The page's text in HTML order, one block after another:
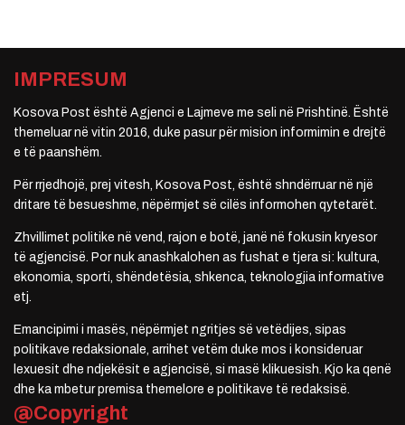
IMPRESUM
Kosova Post është Agjenci e Lajmeve me seli në Prishtinë. Është
themeluar në vitin 2016, duke pasur për mision informimin e drejtë
e të paanshëm.
Për rrjedhojë, prej vitesh, Kosova Post, është shndërruar në një
dritare të besueshme, nëpërmjet së cilës informohen qytetarët.
Zhvillimet politike në vend, rajon e botë, janë në fokusin kryesor
të agjencisë. Por nuk anashkalohen as fushat e tjera si: kultura,
ekonomia, sporti, shëndetësia, shkenca, teknologjia informative
etj.
Emancipimi i masës, nëpërmjet ngritjes së vetëdijes, sipas
politikave redaksionale, arrihet vetëm duke mos i konsideruar
lexuesit dhe ndjekësit e agjencisë, si masë klikuesish. Kjo ka qenë
dhe ka mbetur premisa themelore e politikave të redaksisë.
@Copyright